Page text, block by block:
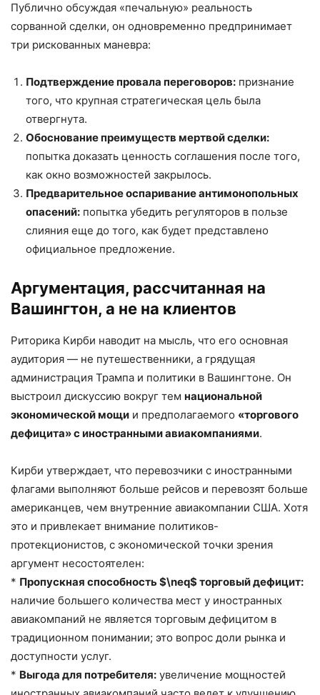
Публично обсуждая «печальную» реальность
сорванной сделки, он одновременно предпринимает
три рискованных маневра:
Подтверждение провала переговоров: признание
того, что крупная стратегическая цель была
отвергнута.
Обоснование преимуществ мертвой сделки:
попытка доказать ценность соглашения после того,
как окно возможностей закрылось.
Предварительное оспаривание антимонопольных
опасений: попытка убедить регуляторов в пользе
слияния еще до того, как будет представлено
официальное предложение.
Аргументация, рассчитанная на
Вашингтон, а не на клиентов
Риторика Кирби наводит на мысль, что его основная
аудитория — не путешественники, а грядущая
администрация Трампа и политики в Вашингтоне. Он
выстроил дискуссию вокруг тем национальной
экономической мощи и предполагаемого «торгового
дефицита» с иностранными авиакомпаниями.
Кирби утверждает, что перевозчики с иностранными
флагами выполняют больше рейсов и перевозят больше
американцев, чем внутренние авиакомпании США. Хотя
это и привлекает внимание политиков-
протекционистов, с экономической точки зрения
аргумент несостоятелен:
* Пропускная способность $\neq$ торговый дефицит:
наличие большего количества мест у иностранных
авиакомпаний не является торговым дефицитом в
традиционном понимании; это вопрос доли рынка и
доступности услуг.
* Выгода для потребителя: увеличение мощностей